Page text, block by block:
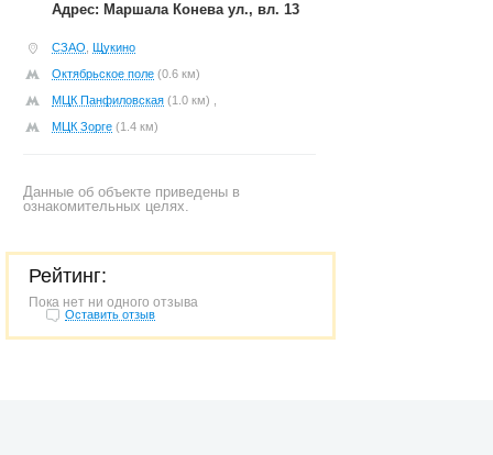
Адрес: Маршала Конева ул., вл. 13
СЗАО Щукино
Октябрьское поле (0.6 км)
МЦК Панфиловская (1.0 км) ,
МЦК Зорге (1.4 км)
Данные об объекте приведены в
ознакомительных целях.
Рейтинг:
Пока нет ни одного отзыва
Оставить отзыв